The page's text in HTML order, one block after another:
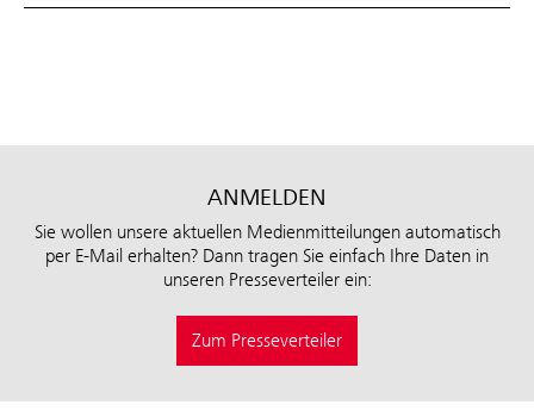
ANMELDEN
Sie wollen unsere aktuellen Medienmitteilungen automatisch
per E-Mail erhalten? Dann tragen Sie einfach Ihre Daten in
unseren Presseverteiler ein:
Zum Presseverteiler